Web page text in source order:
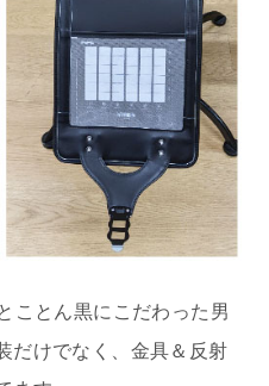
ことん黒にこだわった男
だけでなく、金具＆反射